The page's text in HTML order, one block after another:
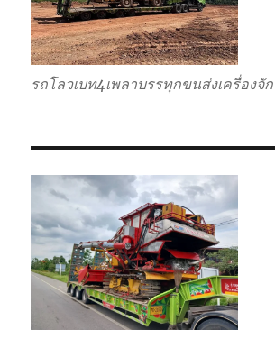
รถโลวเบท4เพลาบรรทุกขนส่งเครื่องจั